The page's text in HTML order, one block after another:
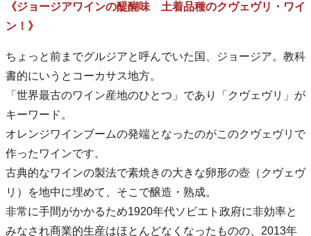
《ジョージアワインの醍醐味 土着品種のクヴェヴリ・ワイ
ン！》
ちょっと前までグルジアと呼んでいた国、ジョージア。教科
書的にいうとコーカサス地方。
「世界最古のワイン産地のひとつ」であり「クヴェヴリ」が
キーワード。
オレンジワインブームの発端となったのがこのクヴェヴリで
作ったワインです。
古典的なワインの製法で素焼きの大きな卵形の壺（クヴェヴ
リ）を地中に埋めて、そこで醸造・熟成。
非常に手間がかかるため1920年代ソビエト政府に非効率と
みなされ商業的生産はほとんどなくなったものの、2013年